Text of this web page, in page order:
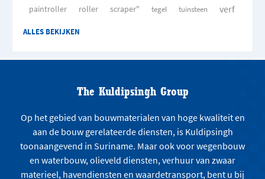
paintroller
roller scraper" tegel tuinsteen verf
ALLES BEKIJKEN
The Kuldipsingh Group
Op het gebied van bouwmaterialen van hoge kwaliteit en
aan de bouw gerelateerde diensten, is Kuldipsingh
toonaangevend in Suriname. Maar ook voor wegenbouw
en waterbouw, olieveld diensten, verhuur van zwaar
materieel, havendiensten en waardetransport, bent u bij